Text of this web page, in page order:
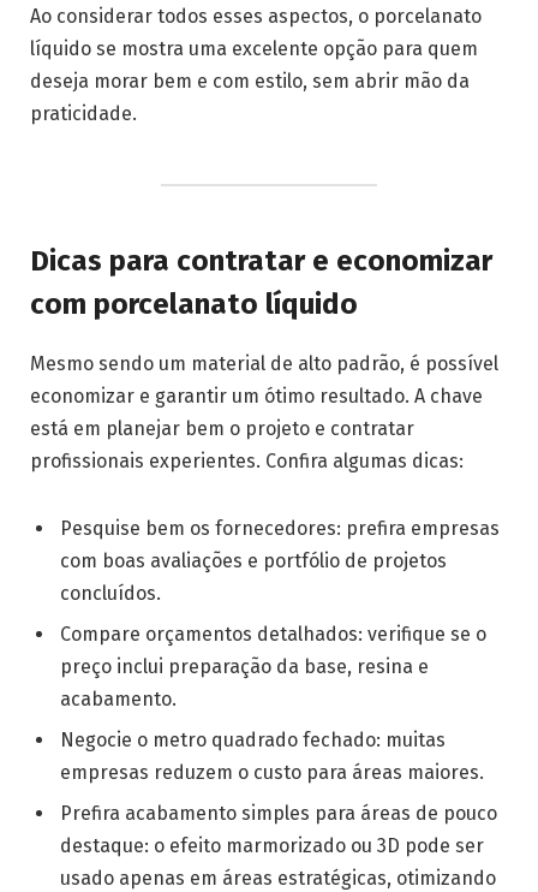
Ao considerar todos esses aspectos, o porcelanato
líquido se mostra uma excelente opção para quem
deseja morar bem e com estilo, sem abrir mão da
praticidade.
Dicas para contratar e economizar
com porcelanato líquido
Mesmo sendo um material de alto padrão, é possível
economizar e garantir um ótimo resultado. A chave
está em planejar bem o projeto e contratar
profissionais experientes. Confira algumas dicas:
Pesquise bem os fornecedores: prefira empresas
com boas avaliações e portfólio de projetos
concluídos.
Compare orçamentos detalhados: verifique se o
preço inclui preparação da base, resina e
acabamento.
Negocie o metro quadrado fechado: muitas
empresas reduzem o custo para áreas maiores.
Prefira acabamento simples para áreas de pouco
destaque: o efeito marmorizado ou 3D pode ser
usado apenas em áreas estratégicas, otimizando